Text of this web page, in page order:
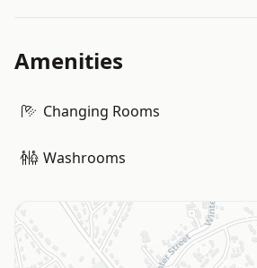
Amenities
Changing Rooms
Washrooms